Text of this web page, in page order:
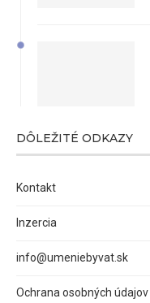
DÔLEŽITÉ ODKAZY
Kontakt
Inzercia
info@umeniebyvat.sk
Ochrana osobných údajov